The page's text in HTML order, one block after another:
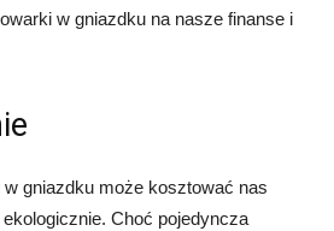
w gniazdku na nasze finanse i
w gniazdku może kosztować nas
Choć pojedyncza